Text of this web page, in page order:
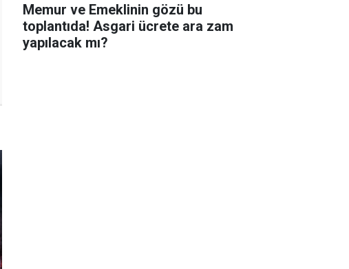
Memur ve Emeklinin gözü bu
toplantıda! Asgari ücrete ara zam
yapılacak mı?